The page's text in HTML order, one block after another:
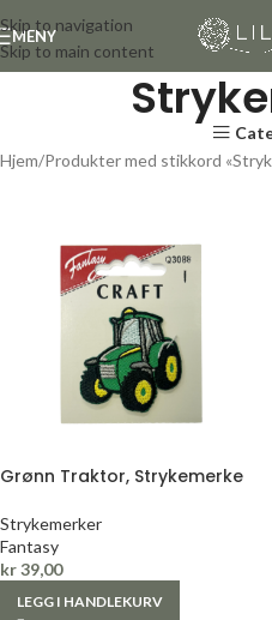
Skip to navigation
Skip to main content
MENY
Hjem Produkter med stikkord
Grønn Traktor, Strykemerke
Strykemerker
Fantasy
kr39,00
LEGG I HANDLEKURV